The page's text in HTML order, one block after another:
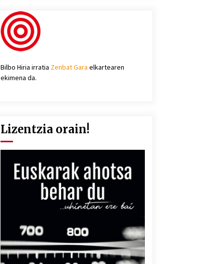
Bilbo Hiria irratia Zenbat Gara elkartearen
ekimena da.
Lizentzia orain!